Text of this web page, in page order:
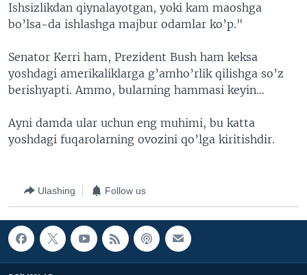
Ishsizlikdan qiynalayotgan, yoki kam maoshga
bo’lsa-da ishlashga majbur odamlar ko’p."
Senator Kerri ham, Prezident Bush ham keksa
yoshdagi amerikaliklarga g’amho’rlik qilishga so’z
berishyapti. Ammo, bularning hammasi keyin…
Ayni damda ular uchun eng muhimi, bu katta
yoshdagi fuqarolarning ovozini qo’lga kiritishdir.
Ulashing Follow us